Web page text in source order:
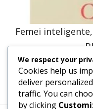
Femei
We respect your
Cookies help us
deliver
traffic. You can
by clicking